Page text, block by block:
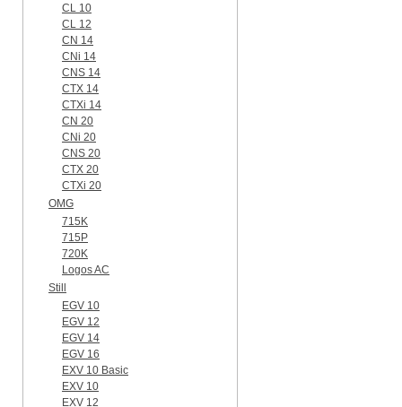
CL 10
CL 12
CN 14
CNi 14
CNS 14
CTX 14
CTXi 14
CN 20
CNi 20
CNS 20
CTX 20
CTXi 20
OMG
715K
715P
720K
Logos AC
Still
EGV 10
EGV 12
EGV 14
EGV 16
EXV 10 Basic
EXV 10
EXV 12